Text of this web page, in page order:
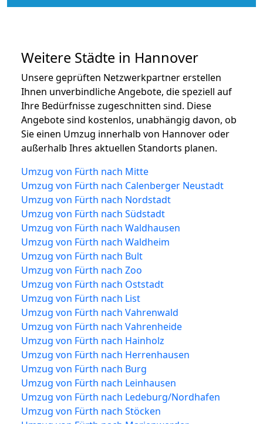
Weitere Städte in Hannover
Unsere geprüften Netzwerkpartner erstellen
Ihnen unverbindliche Angebote, die speziell auf
Ihre Bedürfnisse zugeschnitten sind. Diese
Angebote sind kostenlos, unabhängig davon, ob
Sie einen Umzug innerhalb von Hannover oder
außerhalb Ihres aktuellen Standorts planen.
Umzug von Fürth nach Mitte
Umzug von Fürth nach Calenberger Neustadt
Umzug von Fürth nach Nordstadt
Umzug von Fürth nach Südstadt
Umzug von Fürth nach Waldhausen
Umzug von Fürth nach Waldheim
Umzug von Fürth nach Bult
Umzug von Fürth nach Zoo
Umzug von Fürth nach Oststadt
Umzug von Fürth nach List
Umzug von Fürth nach Vahrenwald
Umzug von Fürth nach Vahrenheide
Umzug von Fürth nach Hainholz
Umzug von Fürth nach Herrenhausen
Umzug von Fürth nach Burg
Umzug von Fürth nach Leinhausen
Umzug von Fürth nach Ledeburg/Nordhafen
Umzug von Fürth nach Stöcken